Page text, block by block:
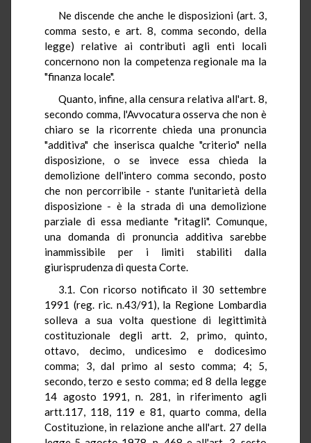
Ne discende che anche le disposizioni (art. 3,
comma sesto, e art. 8, comma secondo, della
legge) relative ai contributi agli enti locali
concernono non la competenza regionale ma la
"finanza locale".
Quanto, infine, alla censura relativa all'art. 8,
secondo comma, l'Avvocatura osserva che non è
chiaro se la ricorrente chieda una pronuncia
"additiva" che inserisca qualche "criterio" nella
disposizione, o se invece essa chieda la
demolizione dell'intero comma secondo, posto
che non percorribile - stante l'unitarietà della
disposizione - è la strada di una demolizione
parziale di essa mediante "ritagli". Comunque,
una domanda di pronuncia additiva sarebbe
inammissibile per i limiti stabiliti dalla
giurisprudenza di questa Corte.
3.1. Con ricorso notificato il 30 settembre
1991 (reg. ric. n.43/91), la Regione Lombardia
solleva a sua volta questione di legittimità
costituzionale degli artt. 2, primo, quinto,
ottavo, decimo, undicesimo e dodicesimo
comma; 3, dal primo al sesto comma; 4; 5,
secondo, terzo e sesto comma; ed 8 della legge
14 agosto 1991, n. 281, in riferimento agli
artt.117, 118, 119 e 81, quarto comma, della
Costituzione, in relazione anche all'art. 27 della